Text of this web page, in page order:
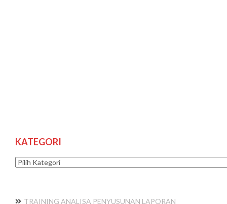
KATEGORI
Kategori
TRAINING ANALISA PENYUSUNAN LAPORAN